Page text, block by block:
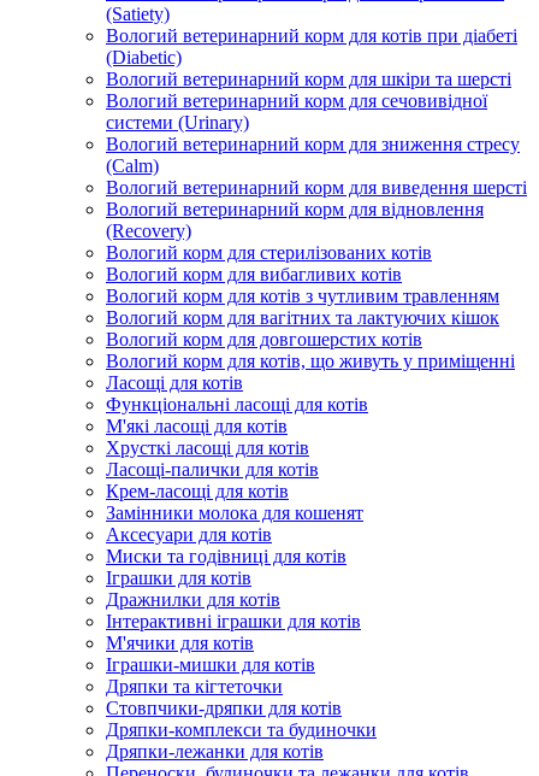
(Satiety)
Вологий ветеринарний корм для котів при діабеті
(Diabetic)
Вологий ветеринарний корм для шкіри та шерсті
Вологий ветеринарний корм для сечовивідної
системи (Urinary)
Вологий ветеринарний корм для зниження стресу
(Calm)
Вологий ветеринарний корм для виведення шерсті
Вологий ветеринарний корм для відновлення
(Recovery)
Вологий корм для стерилізованих котів
Вологий корм для вибагливих котів
Вологий корм для котів з чутливим травленням
Вологий корм для вагітних та лактуючих кішок
Вологий корм для довгошерстих котів
Вологий корм для котів, що живуть у приміщенні
Ласощі для котів
Функціональні ласощі для котів
М'які ласощі для котів
Хрусткі ласощі для котів
Ласощі-палички для котів
Крем-ласощі для котів
Замінники молока для кошенят
Аксесуари для котів
Миски та годівниці для котів
Іграшки для котів
Дражнилки для котів
Інтерактивні іграшки для котів
М'ячики для котів
Іграшки-мишки для котів
Дряпки та кігтеточки
Стовпчики-дряпки для котів
Дряпки-комплекси та будиночки
Дряпки-лежанки для котів